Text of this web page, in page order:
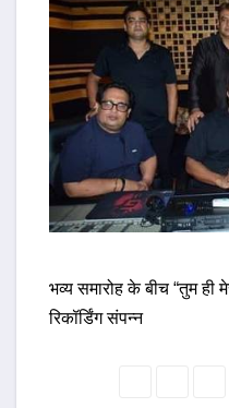
भव्य समारोह के बीच “तुम ही
रिकॉर्डिंग संपन्न